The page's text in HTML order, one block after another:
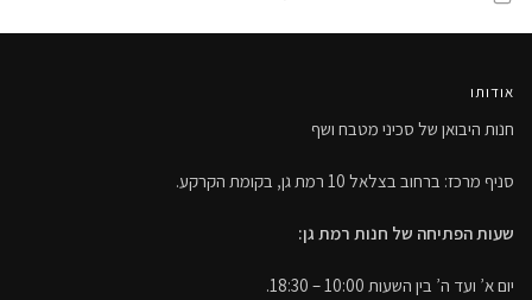
אודותו
חנות היבואן של סכיני מטבח ושף
סניף מרכז: ברחוב בצלאל 10 רמת גן, בקומת הקרקע.
שעות הפתיחה של חנות רמת גן:
יום א’ ועד ה’ בין השעות 10:00 – 18:30.